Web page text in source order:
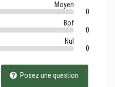
Moyen
0
Bof
0
Nul
0
Posez une question